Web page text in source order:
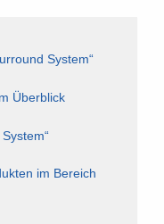
System“
Überblick
im Bereich